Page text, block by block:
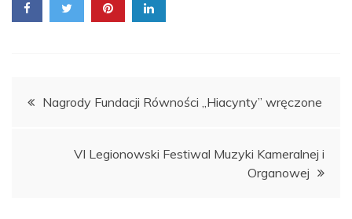
Nawigacja
Nagrody Fundacji Równości „Hiacynty” wręczone
VI Legionowski Festiwal Muzyki Kameralnej i
Organowej